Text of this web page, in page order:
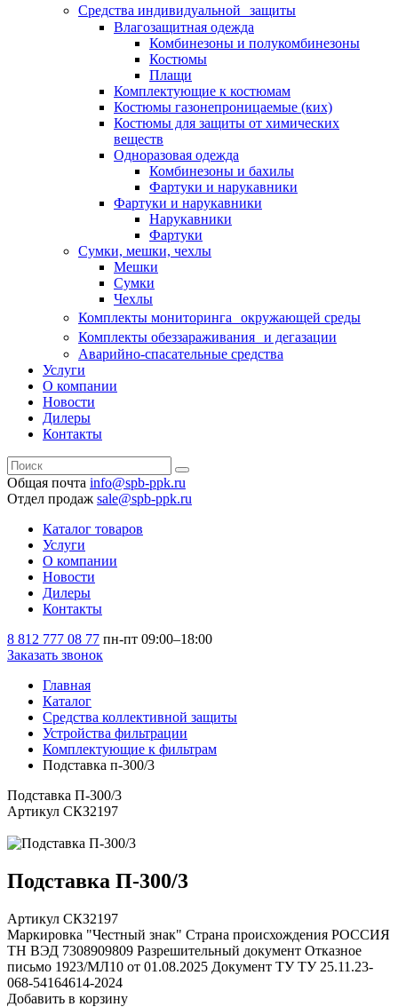
Средства индивидуальной защиты
Влагозащитная одежда
Комбинезоны и полукомбинезоны
Костюмы
Плащи
Комплектующие к костюмам
Костюмы газонепроницаемые (ких)
Костюмы для защиты от химических
веществ
Одноразовая одежда
Комбинезоны и бахилы
Фартуки и нарукавники
Фартуки и нарукавники
Нарукавники
Фартуки
Сумки, мешки, чехлы
Мешки
Сумки
Чехлы
Комплекты мониторинга окружающей среды
Комплекты обеззараживания и дегазации
Аварийно-спасательные средства
Услуги
О компании
Новости
Дилеры
Контакты
Общая почта info@spb-ppk.ru
Отдел продаж sale@spb-ppk.ru
Каталог товаров
Услуги
О компании
Новости
Дилеры
Контакты
8 812 777 08 77 пн-пт 09:00–18:00
Заказать звонок
Главная
Каталог
Средства коллективной защиты
Устройства фильтрации
Комплектующие к фильтрам
Подставка п-300/3
Подставка П-300/3
Артикул СКЗ2197
Подставка П-300/3
Артикул СКЗ2197
Маркировка "Честный знак" Страна происхождения РОССИЯ
ТН ВЭД 7308909809 Разрешительный документ Отказное
письмо 1923/МЛ10 от 01.08.2025 Документ ТУ ТУ 25.11.23-
068-54164614-2024
Добавить в корзину